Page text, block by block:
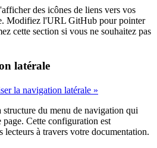
des icônes de liens vers vos
Modifiez l'URL GitHub pour pointer
cette section si vous ne souhaitez pas
latérale
la navigation latérale »
structure du menu de navigation qui
page. Cette configuration est
lecteurs à travers votre documentation.